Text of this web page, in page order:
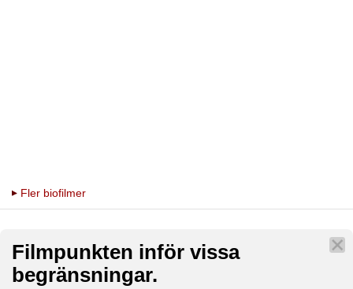
Fler biofilmer
Filmpunkten inför vissa
begränsningar.